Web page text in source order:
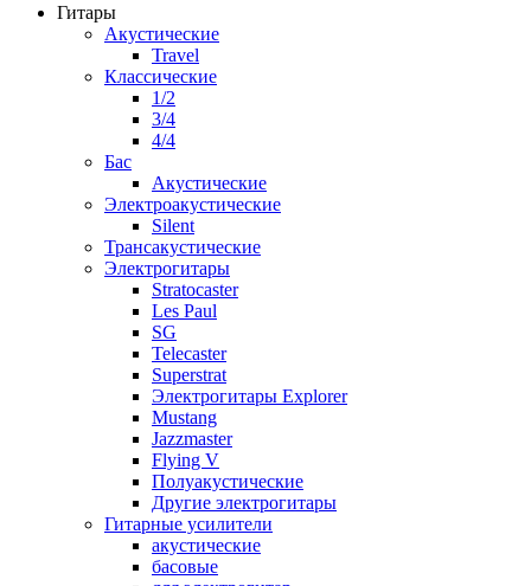
Гитары
Акустические
Travel
Классические
1/2
3/4
4/4
Бас
Акустические
Электроакустические
Silent
Трансакустические
Электрогитары
Stratocaster
Les Paul
SG
Telecaster
Superstrat
Электрогитары Explorer
Mustang
Jazzmaster
Flying V
Полуакустические
Другие электрогитары
Гитарные усилители
акустические
басовые